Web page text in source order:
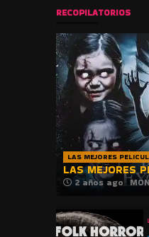
RECOPILATORIOS
LAS MEJORES
LAS MEJORES
2 años ago